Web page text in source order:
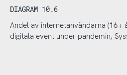
DIAGRAM 10.6
Andel av internetanvändarna (16+
digitala event under pandemin,